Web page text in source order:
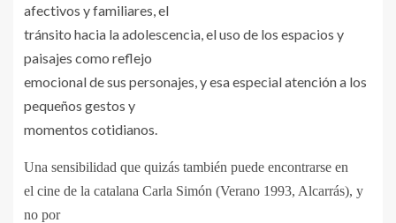
afectivos y familiares, el
tránsito hacia la adolescencia, el uso de los espacios y
paisajes como reflejo
emocional de sus personajes, y esa especial atención a los
pequeños gestos y
momentos cotidianos.
Una sensibilidad que quizás también puede encontrarse en
el cine de la catalana Carla Simón (Verano 1993, Alcarrás), y
no por